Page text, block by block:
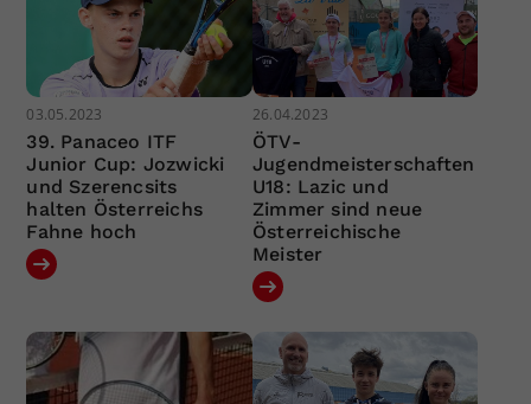
03.05.2023
39. Panaceo ITF
Junior Cup: Jozwicki
und Szerencsits
halten Österreichs
Fahne hoch
26.04.2023
ÖTV-
Jugendmeisterschaften
U18: Lazic und
Zimmer sind neue
Österreichische
Meister